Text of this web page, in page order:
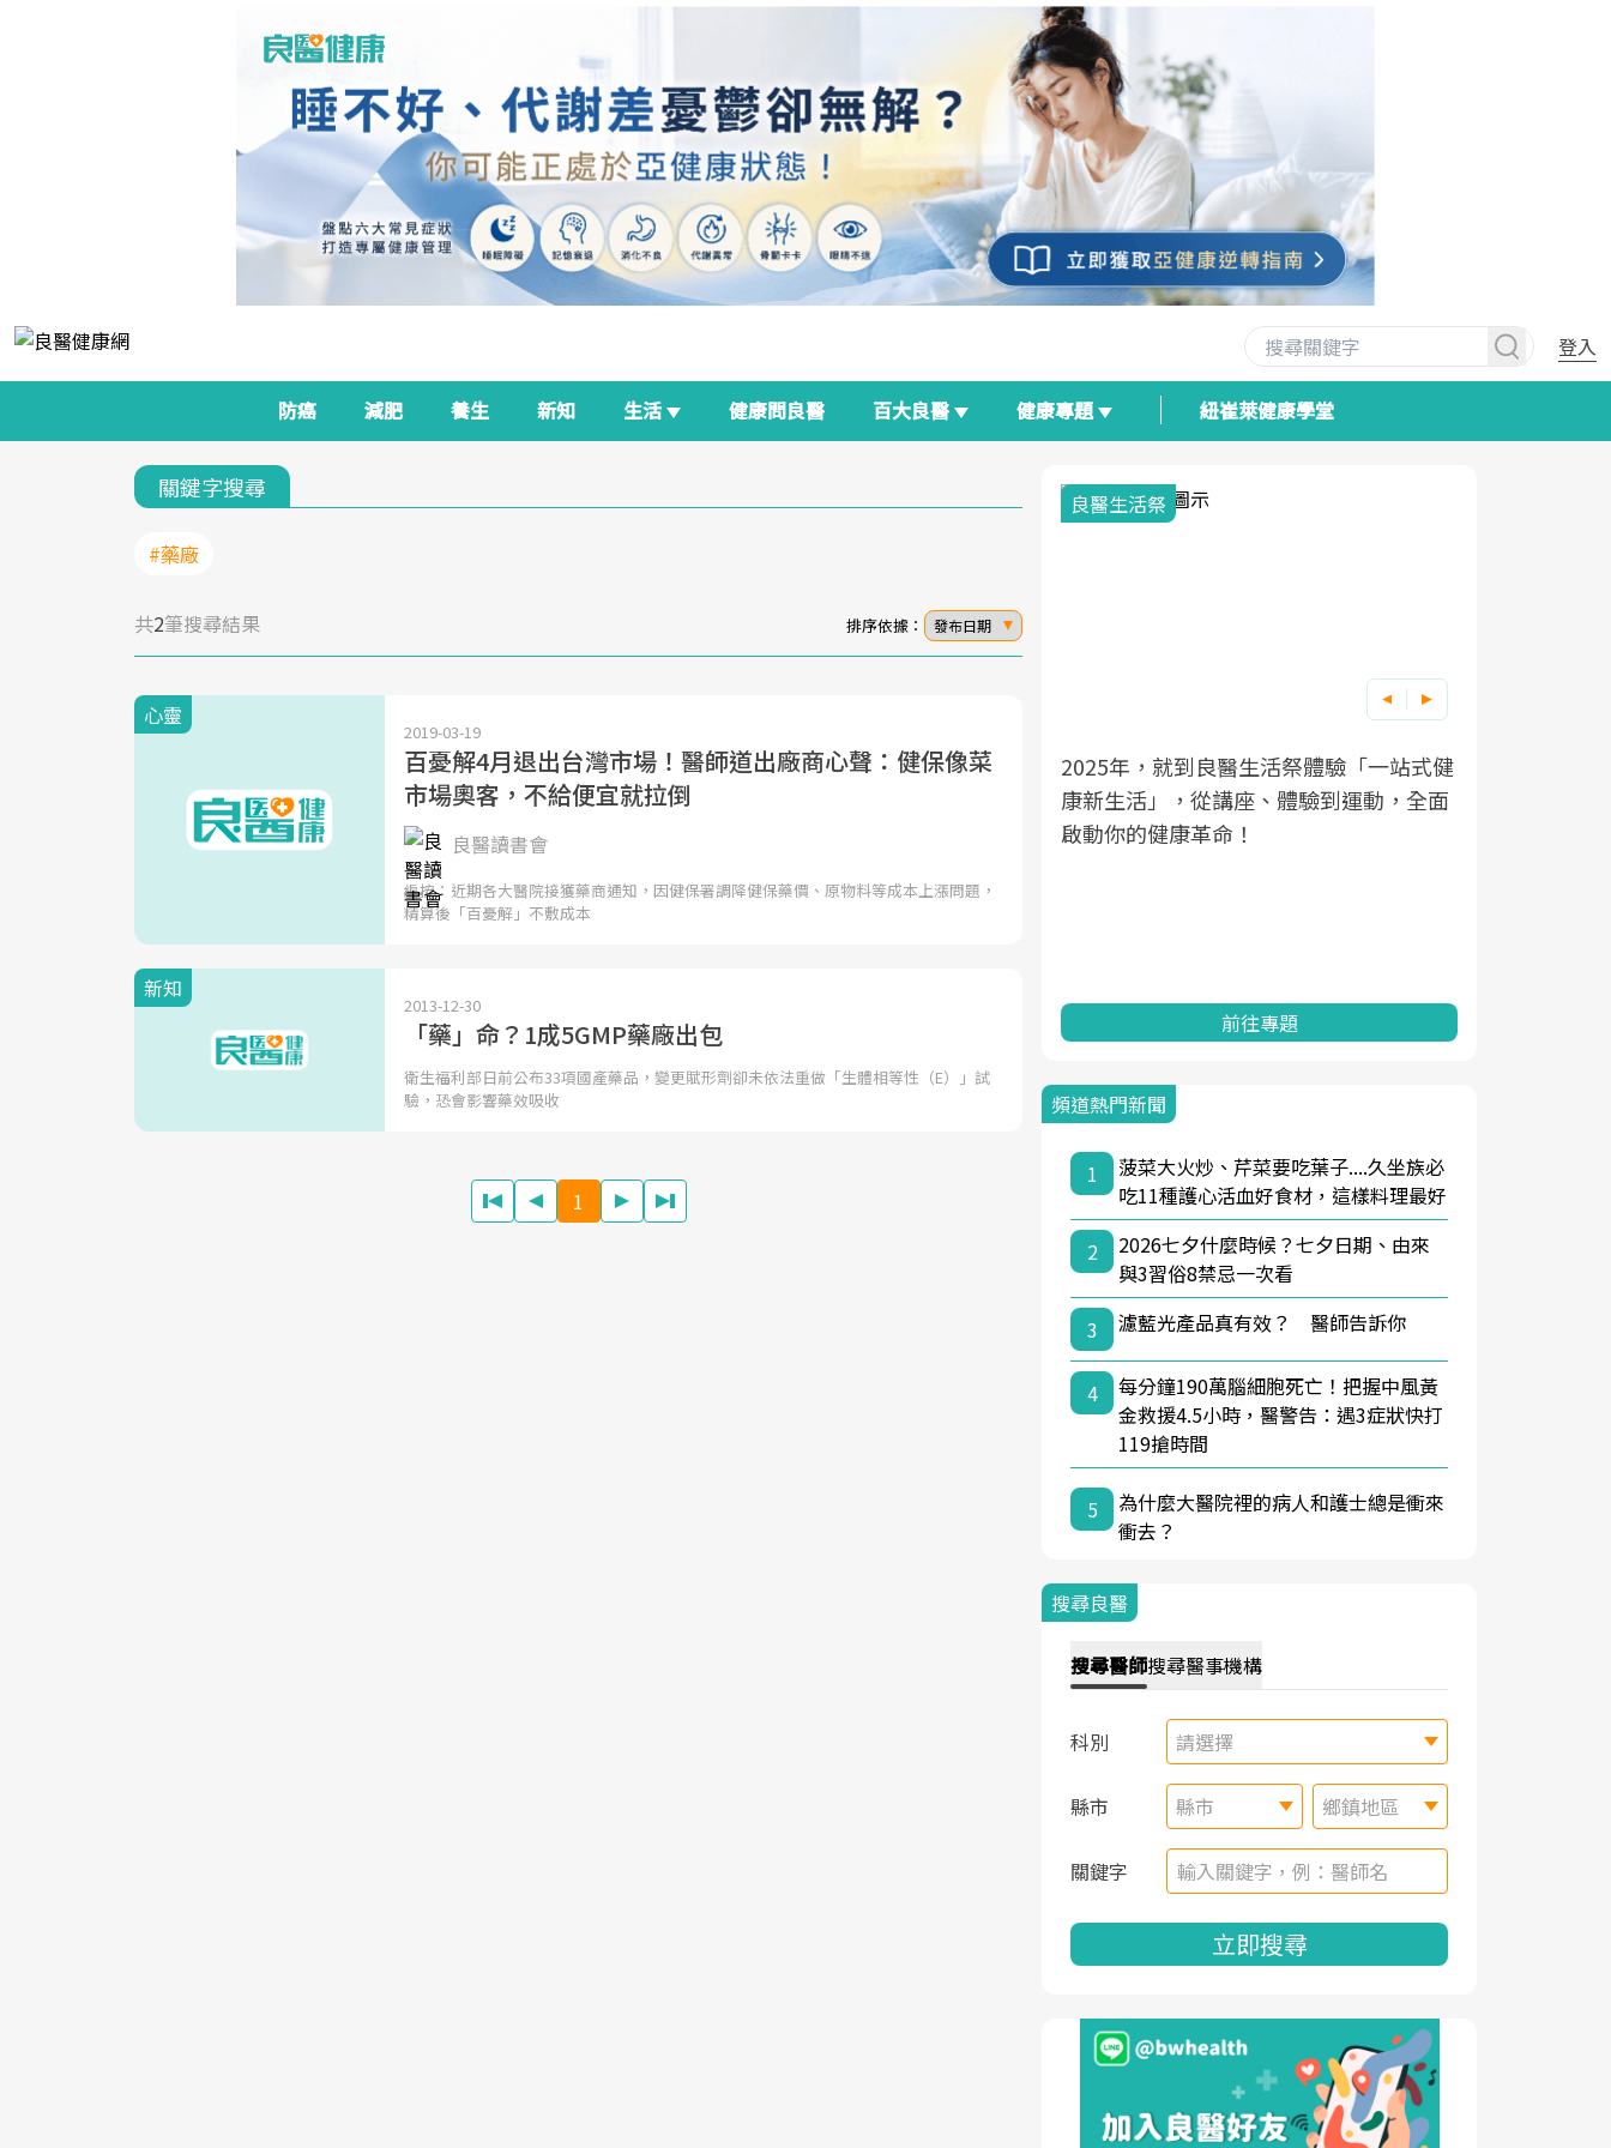
登入
防癌 減肥 養生 新知 生活 健康問良醫 百大良醫 健康專題 紐崔萊健康學堂
關鍵字搜尋
#藥廠
共2筆搜尋結果 排序依據： 發布日期
心靈
2019-03-19
百憂解4月退出台灣市場！醫師道出廠商心聲：健保像菜
市場奧客，不給便宜就拉倒
良醫讀書會
編按：近期各大醫院接獲藥商通知，因健保署調降健保藥價、原物料等成本上漲問題，
精算後「百憂解」不敷成本
新知
2013-12-30
「藥」命？1成5GMP藥廠出包
衛生福利部日前公布33項國產藥品，變更賦形劑卻未依法重做「生體相等性（E）」試
驗，恐會影響藥效吸收
1
面對超高齡社會的浪潮，台灣正在快速邁
向「健康照護」的新時代。隨著國家政策
心議題。然而，健檢不只是醫療院所的服
良醫生活祭
2025年，就到良醫生活祭體驗「一站式健
康新生活」，從講座、體驗到運動，全面
我與健康韌性的距離
良醫健康網從「換季的身體變化」出發，
透過醫學觀點與日常感受的對話，建立對
亞健康的認知，進而引導實際的改善行
前往專題
頻道熱門新聞
1
菠菜大火炒、芹菜要吃葉子....久坐族必
吃11種護心活血好食材，這樣料理最好
2
2026七夕什麼時候？七夕日期、由來
與3習俗8禁忌一次看
3
濾藍光產品真有效？ 醫師告訴你
4
每分鐘190萬腦細胞死亡！把握中風黃
金救援4.5小時，醫警告：遇3症狀快打
119搶時間
5
為什麼大醫院裡的病人和護士總是衝來
衝去？
搜尋良醫
搜尋醫師搜尋醫事機構
科別 請選擇
縣市 縣市 鄉鎮地區
關鍵字
立即搜尋